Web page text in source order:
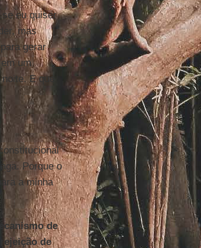
eu quiser
mas
gerar
um
E que
Porque o
a minha
de
de